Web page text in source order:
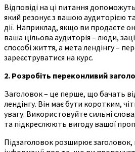
Відповіді на ці питання
який резонує з вашою аудиторією
дії. Наприклад, якщо ви продаєте
ваша цільова аудиторія – люди,
способі життя, а мета лендінгу –
зареєструватися на курс.
2. Розробіть переконливий
Заголовок – це перше, що бачать
лендінгу. Він має бути коротким,
увагу. Використовуйте сильні
та підкреслюють вигоду вашої
Підзаголовок розширює